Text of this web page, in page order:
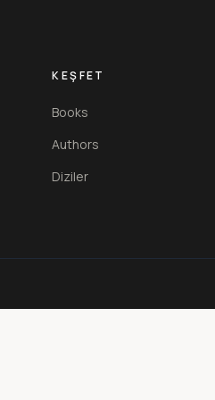
KEŞFET
Books
Authors
Diziler